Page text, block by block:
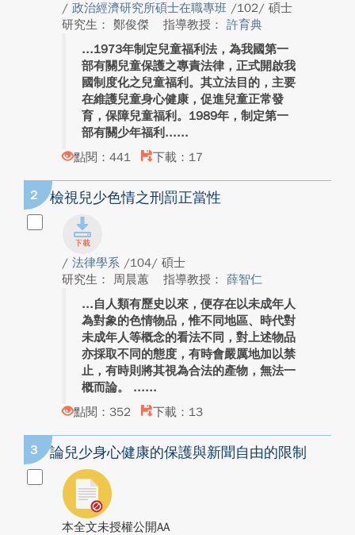
/ 政治經濟研究所碩士在職專班 /102/ 碩士
研究生： 鄭俊傑
指導教授： 許育典
1973年制定兒童福利法，為我國第一
部有關兒童保護之專責法律，正式開啟我
國制度化之兒童福利。其立法目的，主要
在維護兒童身心健康，促進兒童正常發
育，保障兒童福利。1989年，制定第一
部有關少年福利...
點閱：441
下載：17
2 檢視兒少色情之刑罰正當性
/ 法律學系 /104/ 碩士
研究生： 周晨蕙
指導教授： 薛智仁
自人類有歷史以來，便存在以未成年人
為對象的色情物品，惟不同地區、時代對
未成年人等概念的看法不同，對上述物品
亦採取不同的態度，有時會嚴厲地加以禁
止，有時則將其視為合法的產物，無法一
概而論。 ...
點閱：352
下載：13
3 論兒少身心健康的保護與新聞自由的限制
本全文未授權公開AA